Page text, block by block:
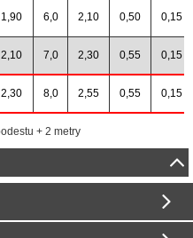
1,90 6,0 2,10 0,50 0,15
2,10 7,0 2,30 0,55 0,15
2,30 8,0 2,55 0,55 0,15
+ 2 metry